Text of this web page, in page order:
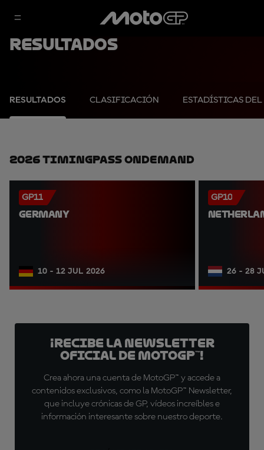
Resultados
RESULTADOS CLASIFICACIÓN ESTADÍSTICAS
2026 TimingPass OnDemand
GP11
GERMANY
10 - 12 JUL 2026
GP10
26 - 28
¡Recibe la Newsletter
oficial de MotoGP™!
Crea ahora una cuenta de MotoGP™ y accede a
contenidos exclusivos, como la MotoGP™ Newsletter,
que incluye crónicas de GP, vídeos increíbles e
información interesante sobre nuestro deporte.